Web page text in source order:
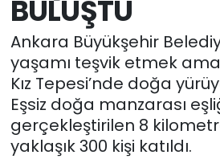
BULUŞTU
Ankara Büyükşehir
yaşamı teşvik etmek
Kız Tepesi’nde doğa
Eşsiz doğa manzarası
gerçekleştirilen 8
yaklaşık 300 kişi katıldı.
Haber Arşivi